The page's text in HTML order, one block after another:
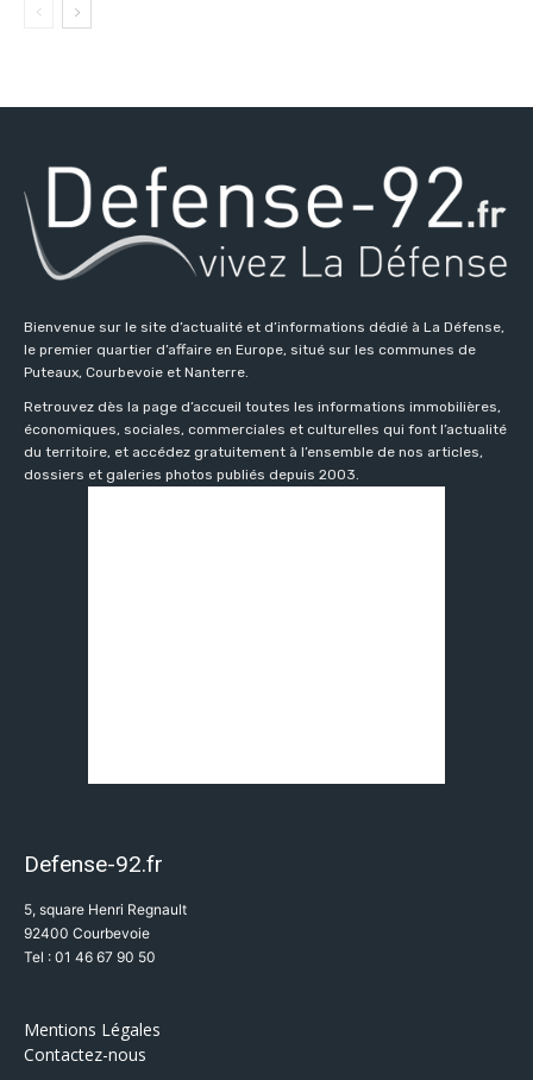
Bienvenue sur le site d’actualité et d’informations dédié à La Défense,
le premier quartier d’affaire en Europe, situé sur les communes de
Puteaux, Courbevoie et Nanterre.
Retrouvez dès la page d’accueil toutes les informations immobilières,
économiques, sociales, commerciales et culturelles qui font l’actualité
du territoire, et accédez gratuitement à l’ensemble de nos articles,
dossiers et galeries photos publiés depuis 2003.
Defense-92.fr
5, square Henri Regnault
92400 Courbevoie
Tel : 01 46 67 90 50
Mentions Légales
Contactez-nous